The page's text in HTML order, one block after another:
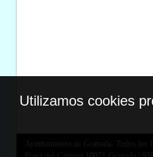
Ayuntamiento de Granada. Todos los
Utilizamos cookies